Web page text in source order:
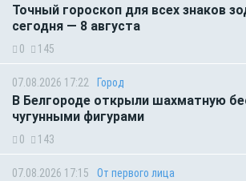
Точный гороскоп для всех знаков
сегодня — 8 августа
0 145
07.08.2026 17:22 Город
В Белгороде открыли шахматную
чугунными фигурами
0 143
07.08.2026 17:15 От первого лица